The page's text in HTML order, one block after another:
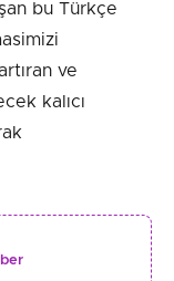
bu Türkçe
ve
kalıcı